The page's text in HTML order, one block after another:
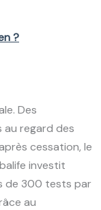
?
Des
regard des
cessation, le
investit
de 300 tests par
au